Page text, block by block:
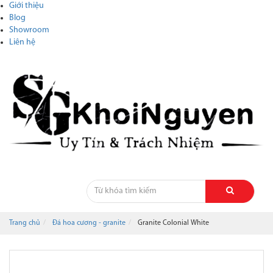
Giới thiệu
Blog
Showroom
Liên hệ
Trang chủ Đá hoa cương - granite Granite Colonial White